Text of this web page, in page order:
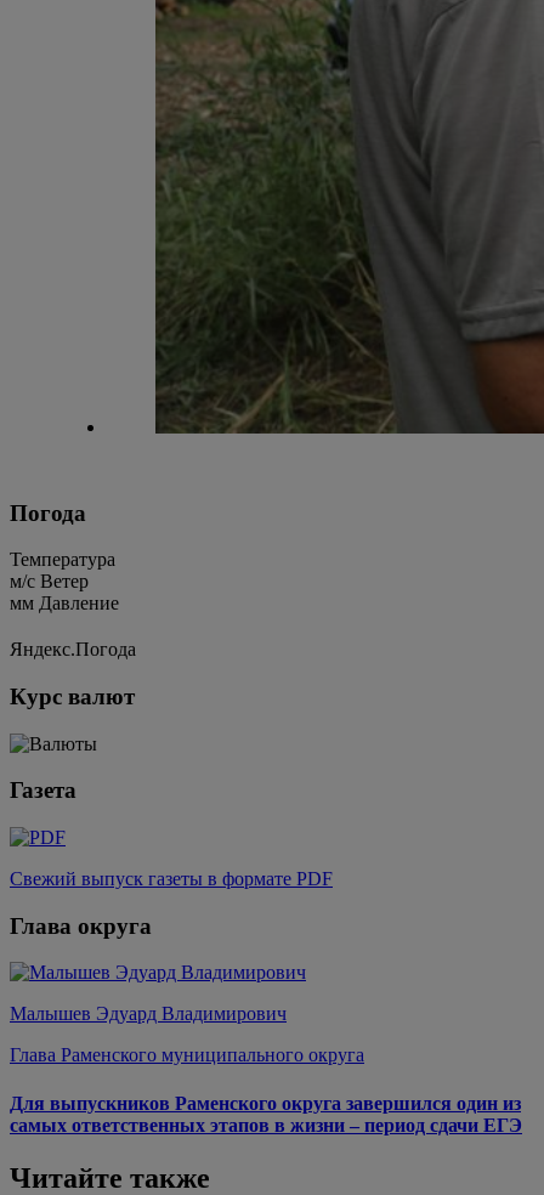
Погода
Температура
м/c Ветер
мм Давление
Яндекс.Погода
Курс валют
Газета
Свежий выпуск газеты в формате PDF
Глава округа
Малышев Эдуард Владимирович
Глава Раменского муниципального округа
Для выпускников Раменского округа завершился один из
самых ответственных этапов в жизни – период сдачи ЕГЭ
Читайте также